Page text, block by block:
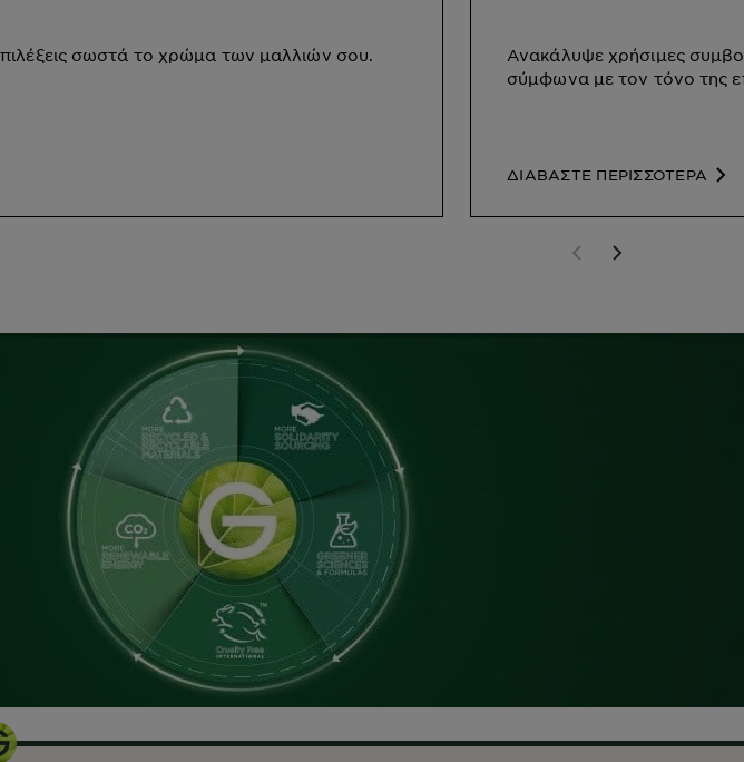
σωστά το χρώμα των μαλλιών σου.
Ανακάλυψε χρήσιμες
σύμφωνα με τον τόνο της
ΔΙΑΒΑΣΤΕ ΠΕΡΙΣΣΟΤΕΡΑ